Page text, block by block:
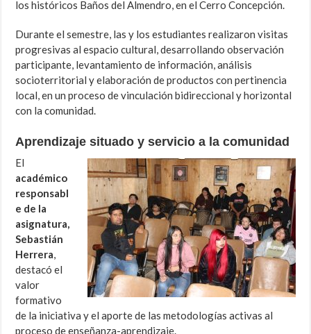
los históricos Baños del Almendro, en el Cerro Concepción.
Durante el semestre, las y los estudiantes realizaron visitas
progresivas al espacio cultural, desarrollando observación
participante, levantamiento de información, análisis
socioterritorial y elaboración de productos con pertinencia
local, en un proceso de vinculación bidireccional y horizontal
con la comunidad.
Aprendizaje situado y servicio a la comunidad
El
académico
responsabl
e de la
asignatura,
Sebastián
Herrera,
destacó el
valor
formativo
de la iniciativa y el aporte de las metodologías activas al
proceso de enseñanza-aprendizaje.